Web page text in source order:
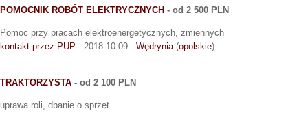
POMOCNIK ROBÓT ELEKTRYCZNYCH - od 2 500 PLN
Pomoc przy pracach elektroenergetycznych, zmiennych
kontakt przez PUP - 2018-10-09 - Wędrynia(opolskie)
TRAKTORZYSTA - od 2 100 PLN
uprawa roli, dbanie o sprzęt